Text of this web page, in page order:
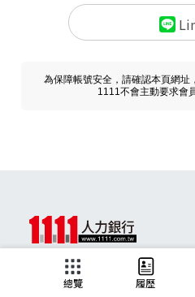
為保障帳號安全，請確認本頁網址
1111不會主動要求會
總覽 履歷